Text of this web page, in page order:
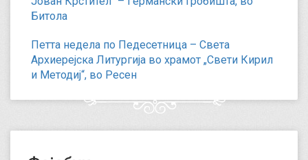
Битола
Петта недела по Педесетница – Света
Архиерејска Литургија во храмот „Свети Кирил
и Методиј“, во Ресен